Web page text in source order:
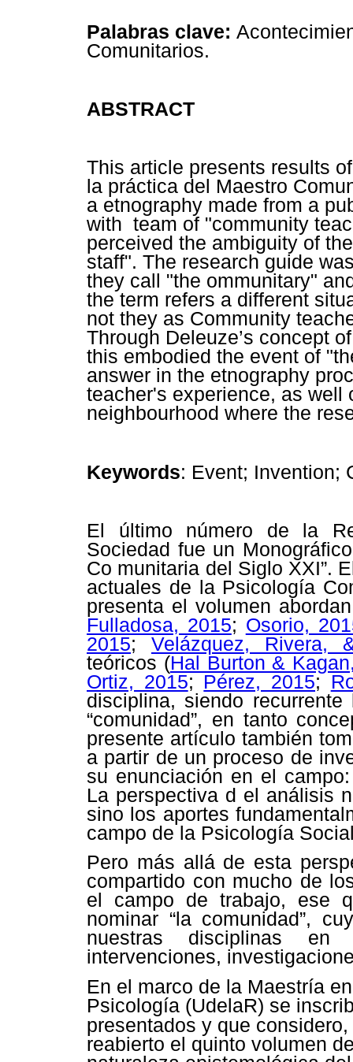
Palabras clave:
Comunitarios.
ABSTRACT
This article presents results
la práctica del Maestro
a etnography made from a
with team of "community
perceived the ambiguity of
staff". The research guide
they call "the ommunitary"
the term refers a different
not they as Community
Through Deleuze’s concept
this embodied the event of
answer in the etnography
teacher's experience, as well
neighbourhood where the
Keywords: Event; Invention;
El último número de la
Sociedad fue un
Co munitaria del Siglo XXI”.
actuales de la Psicología
presenta el volumen
Fulladosa, 2015; Osorio,
2015; Velázquez, Rivera,
teóricos (Hal Burton &
Ortiz, 2015; Pérez, 2015;
disciplina, siendo
“comunidad”, en tanto
presente artículo también
a partir de un proceso de
su enunciación en el campo:
La perspectiva d el análisis
sino los aportes
campo de la Psicología
Pero más allá de esta
compartido con mucho de
el campo de trabajo, ese
nominar “la comunidad”,
nuestras disciplinas en
intervenciones,
En el marco de la Maestría
Psicología (UdelaR) se
presentados y que
reabierto el quinto volumen